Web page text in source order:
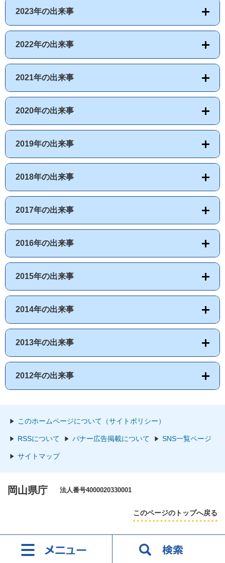
2023年の出来事
2022年の出来事
2021年の出来事
2020年の出来事
2019年の出来事
2018年の出来事
2017年の出来事
2016年の出来事
2015年の出来事
2014年の出来事
2013年の出来事
2012年の出来事
このホームページについて（サイトポリシー）
RSSについて バナー広告掲載について SNS一覧ページ
サイトマップ
岡山県庁 法人番号4000020330001
このページのトップへ戻る